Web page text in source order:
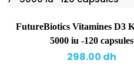
FutureBiotics Vitamines D3 K2 MK 7-
5000 iu -120 capsules
298.00 dh